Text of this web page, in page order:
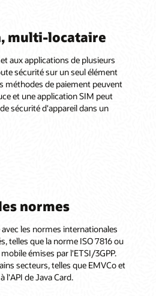
multi-locataire
aux applications de plusieurs
sécurité sur un seul élément
méthodes de paiement peuvent
et une application SIM peut
sécurité d'appareil dans un
normes
les normes internationales
telles que la norme ISO 7816 ou
émises par l'ETSI/3GPP.
secteurs, telles que EMVCo et
l'API de Java Card.